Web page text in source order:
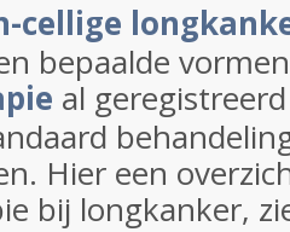
cellige
bepaalde
al
Hier een
bij longkanker,